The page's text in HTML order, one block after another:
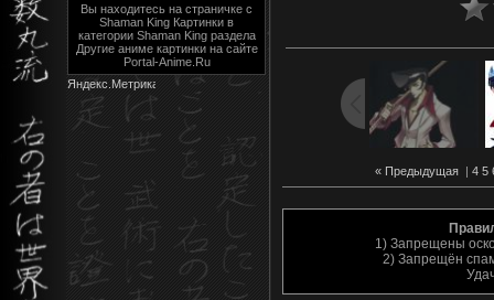
Вы находитесь на страничке с
Shaman King Картинки в
категории Shaman King раздела
Другие аниме картинки на сайте
Portal-Anime.Ru
« Предыдущая| 4 5
1) Запрещены
2) Запрещён